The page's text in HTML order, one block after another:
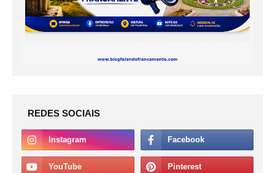
REDES SOCIAIS